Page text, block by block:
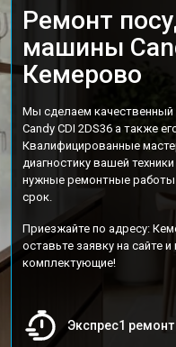
Ремонт
машины
Кемерово
Мы сделаем
Candy CDI 2DS36 а также
Квалифицированные
диагностику вашей
нужные ремонтные работы
срок.
Приезжайте по адресу:
оставьте заявку на сайте
комплектующие!
Экспрес1